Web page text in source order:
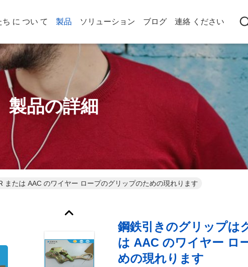
ち に つい て 製品 ソリューション ブログ 連絡 ください
製品の詳細
または AAC のワイヤー ロープのグリップのための現れります
鋼鉄引きのグリップは
は AAC のワイヤー ロ
めの現れります